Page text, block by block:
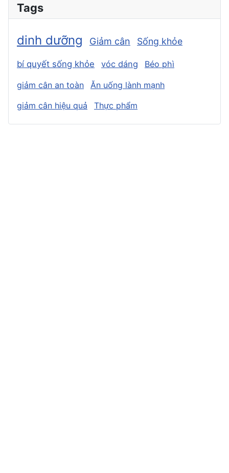
Tags
dinh dưỡng Giảm cân Sống khỏe
bí quyết sống khỏe vóc dáng Béo phì
giảm cân an toàn
Ăn uống lành mạnh
giảm cân hiệu quả
Thực phẩm